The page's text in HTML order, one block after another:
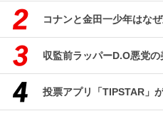
コナンと金田一少年はな
収監前ラッパーD.O悪党の
投票アプリ「TIPSTAR」